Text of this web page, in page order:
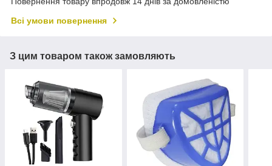
Всі умови повернення
З цим товаром також замовляють